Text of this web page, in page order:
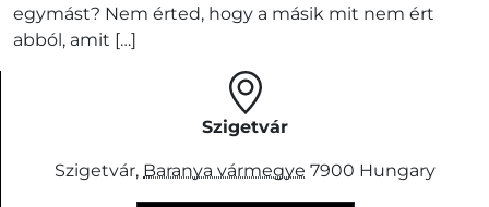
egymást? Nem érted, hogy a másik mit nem ért
abból, amit […]
Szigetvár
Szigetvár, Baranya vármegye 7900 Hungary